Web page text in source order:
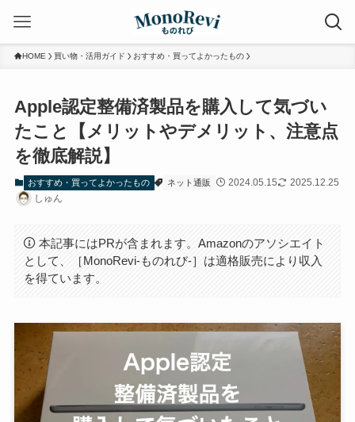
HOME 買い物・活用ガイド おすすめ・買ってよかったもの
Apple認定整備済製品を購入して気づい
たこと【メリットやデメリット、注意点
を徹底解説】
おすすめ・買ってよかったもの ネット通販 2024.05.15
2025.12.25
しゅん
本記事にはPRが含まれます。Amazonのアソシエイト
として、［MonoRevi-ものれび-］は適格販売により収入
を得ています。